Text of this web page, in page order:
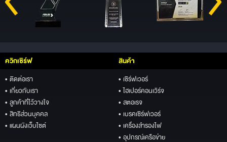
ควิกเซิร์ฟ
• ติดต่อเรา
• เกี่ยวกับเรา
• ลูกค้าที่ไว้วางใจ
• สิทธิส่วนบุคคล
• แผนผังเว็บไซต์
สินค้า
• เซิร์ฟเวอร์
• ไฮเปอร์คอนเวิร์จ
• สตอเรจ
• เบรคเซิร์ฟเวอร์
• เครื่องสำรองไฟ
• อุปกรณ์เครือข่าย